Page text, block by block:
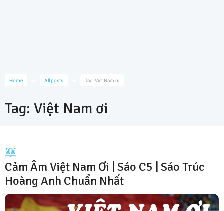
Home All posts Tag: Việt Nam ơi
Tag: Việt Nam ơi
Cảm Âm Việt Nam Ơi | Sáo C5 | Sáo Trúc
Hoàng Anh Chuẩn Nhất